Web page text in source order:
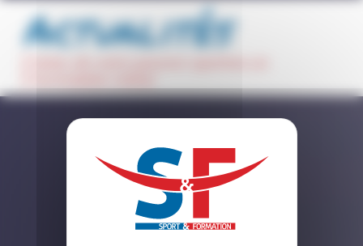
Actualités